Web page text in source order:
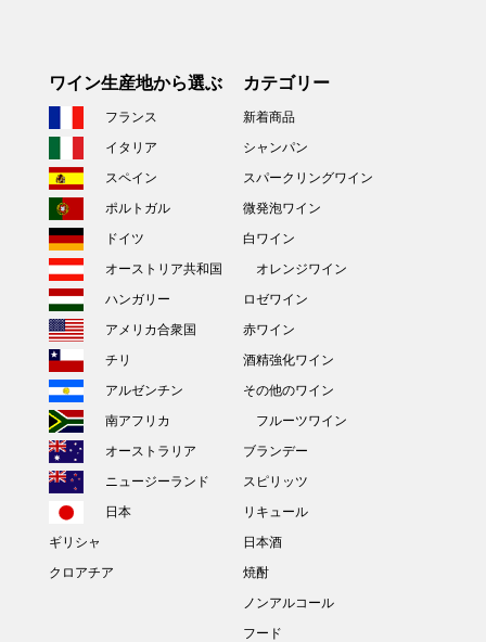
ワイン生産地から選ぶ
フランス
イタリア
スペイン
ポルトガル
ドイツ
オーストリア共和国
ハンガリー
アメリカ合衆国
チリ
アルゼンチン
南アフリカ
オーストラリア
ニュージーランド
日本
ギリシャ
クロアチア
カテゴリー
新着商品
シャンパン
スパークリングワイン
微発泡ワイン
白ワイン
オレンジワイン
ロゼワイン
赤ワイン
酒精強化ワイン
その他のワイン
フルーツワイン
ブランデー
スピリッツ
リキュール
日本酒
焼酎
ノンアルコール
フード